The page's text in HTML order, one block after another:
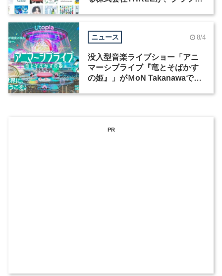
ニュース 8/4
没入型音楽ライブショー「アニ
マーシブライブ『竜とそばかす
の姫』」がＭoN Takanawaで開
PR